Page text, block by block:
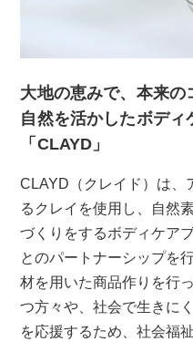
大地の恵みで、本来の
自然を活かしたボディ
「CLAYD」
CLAYD（クレイド）は、
るクレイを使用し、自然
づくりをするボディケア
とのパートナーシップを
材を用いた商品作りを行
つ方々や、社会で生きに
を応援するため、社会福
価格
在庫
在庫ありのみ
商